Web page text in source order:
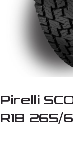
Pirelli
R18 265/